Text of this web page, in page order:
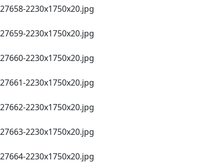
27658-2230х1750х20.jpg
27659-2230х1750х20.jpg
27660-2230х1750х20.jpg
27661-2230х1750х20.jpg
27662-2230х1750х20.jpg
27663-2230х1750х20.jpg
27664-2230х1750х20.jpg